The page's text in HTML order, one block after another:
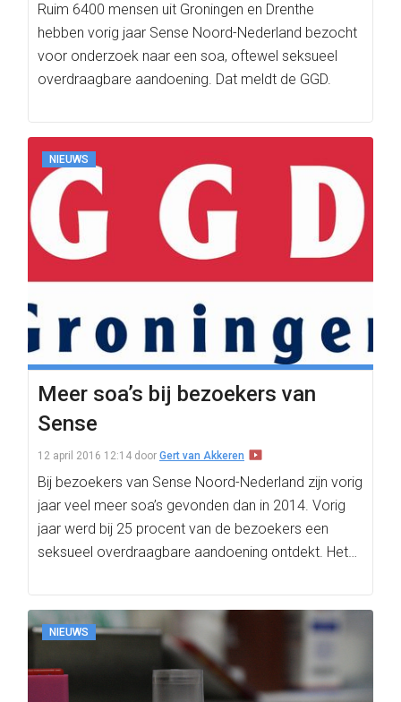
Ruim 6400 mensen uit Groningen en Drenthe
hebben vorig jaar Sense Noord-Nederland bezocht
voor onderzoek naar een soa, oftewel seksueel
overdraagbare aandoening. Dat meldt de GGD.
NIEUWS
Meer soa’s bij bezoekers van
Sense
12 april 2016 12:14 door Gert van Akkeren
Bij bezoekers van Sense Noord-Nederland zijn vorig
jaar veel meer soa’s gevonden dan in 2014. Vorig
jaar werd bij 25 procent van de bezoekers een
seksueel overdraagbare aandoening ontdekt. Het…
NIEUWS